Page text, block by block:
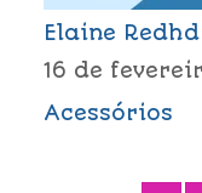
Elaine
16 de
Acessórios